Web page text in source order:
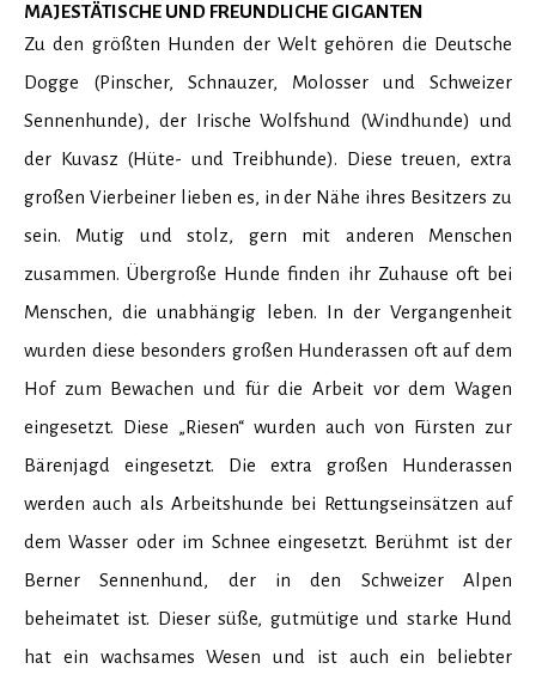
MAJESTÄTISCHE UND FREUNDLICHE GIGANTEN
Zu den größten Hunden der Welt gehören die Deutsche
Dogge (Pinscher, Schnauzer, Molosser und Schweizer
Sennenhunde), der Irische Wolfshund (Windhunde) und
der Kuvasz (Hüte- und Treibhunde). Diese treuen, extra
großen Vierbeiner lieben es, in der Nähe ihres Besitzers zu
sein. Mutig und stolz, gern mit anderen Menschen
zusammen. Übergroße Hunde finden ihr Zuhause oft bei
Menschen, die unabhängig leben. In der Vergangenheit
wurden diese besonders großen Hunderassen oft auf dem
Hof zum Bewachen und für die Arbeit vor dem Wagen
eingesetzt. Diese „Riesen“ wurden auch von Fürsten zur
Bärenjagd eingesetzt. Die extra großen Hunderassen
werden auch als Arbeitshunde bei Rettungseinsätzen auf
dem Wasser oder im Schnee eingesetzt. Berühmt ist der
Berner Sennenhund, der in den Schweizer Alpen
beheimatet ist. Dieser süße, gutmütige und starke Hund
hat ein wachsames Wesen und ist auch ein beliebter